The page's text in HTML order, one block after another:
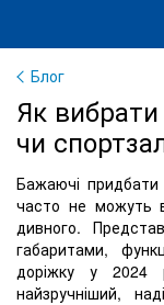
Блог
Як вибрати
чи
Бажаючі придбати
часто не можуть
дивного.
габаритами,
доріжку у 2024
найзручніший,